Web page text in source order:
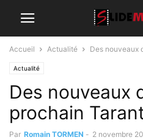
Accueil Actualité Des nouveaux
Actualité
Des nouveaux
prochain
Par Romain TORMEN - 2 novembre